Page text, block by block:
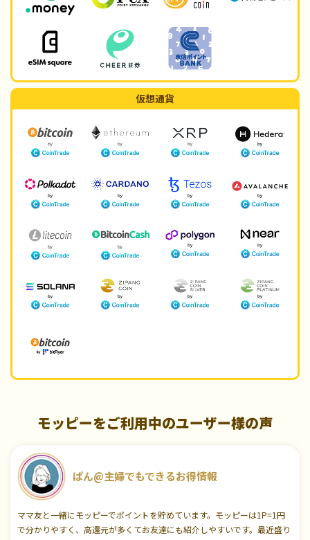
仮想通貨
モッピーをご利用中のユーザー様の声
ぱん@主婦でもできるお得情報
ママ友と一緒にモッピーでポイントを貯めています。モッピーは1P=1円
で分かりやすく、高還元が多くてお友達にも紹介しやすいです。最近盛り